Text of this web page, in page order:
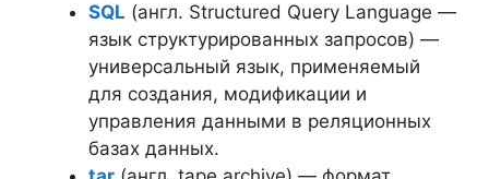
SQL (англ. Structured Query Language —
язык структурированных запросов) —
универсальный язык, применяемый
для создания, модификации и
управления данными в реляционных
базах данных.